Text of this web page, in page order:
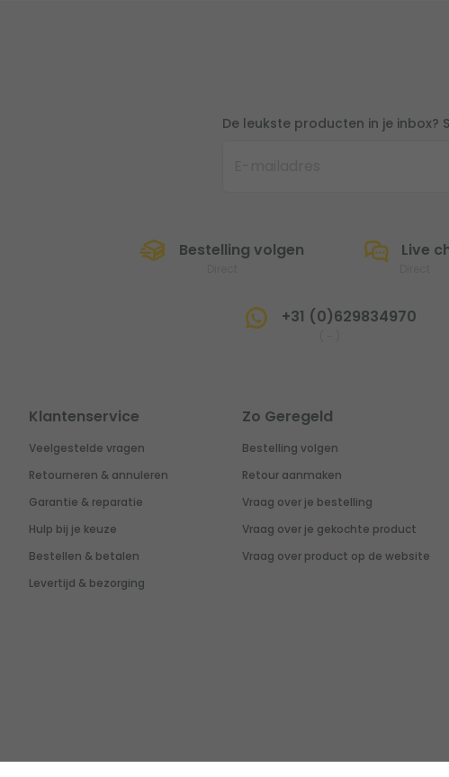
De leukste producten in je
Bestelling volgen Live
+31 (0)629834970
Klantenservice
Veelgestelde vragen
Retourneren & annuleren
Garantie & reparatie
Hulp bij je keuze
Bestellen & betalen
Levertijd & bezorging
Zo Geregeld
Bestelling volgen
Retour aanmaken
Vraag over je bestelling
Vraag over je gekochte product
Vraag over product op de website